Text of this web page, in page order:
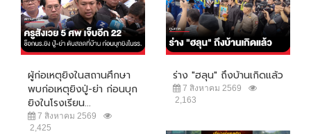
ผู้ก่อเหตุยิงในสถานศึกษา
พบก่อเหตุยิงปู่-ย่า ก่อนบุก
ยิงในโรงเรียน...
7 สิงหาคม 2569
2,425
ร่าง "ฮลุน" ถึงบ้านเกิดแล้ว
7 สิงหาคม 2569
2,163